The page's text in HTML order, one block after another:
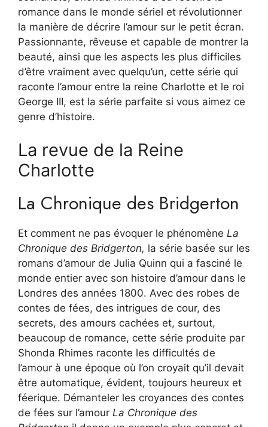
romance dans le monde sériel et révolutionner
la manière de décrire l’amour sur le petit écran.
Passionnante, rêveuse et capable de montrer la
beauté, ainsi que les aspects les plus difficiles
d’être vraiment avec quelqu’un, cette série qui
raconte l’amour entre la reine Charlotte et le roi
George III, est la série parfaite si vous aimez ce
genre d’histoire.
La revue de la Reine
Charlotte
La Chronique des Bridgerton
Et comment ne pas évoquer le phénomène La
Chronique des Bridgerton, la série basée sur les
romans d’amour de Julia Quinn qui a fasciné le
monde entier avec son histoire d’amour dans le
Londres des années 1800. Avec des robes de
contes de fées, des intrigues de cour, des
secrets, des amours cachées et, surtout,
beaucoup de romance, cette série produite par
Shonda Rhimes raconte les difficultés de
l’amour à une époque où l’on croyait qu’il devait
être automatique, évident, toujours heureux et
féerique. Démanteler les croyances des contes
de fées sur l’amour La Chronique des